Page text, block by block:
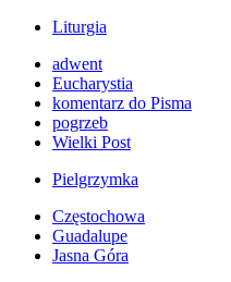
Liturgia
adwent
Eucharystia
komentarz do Pisma
pogrzeb
Wielki Post
Pielgrzymka
Częstochowa
Guadalupe
Jasna Góra